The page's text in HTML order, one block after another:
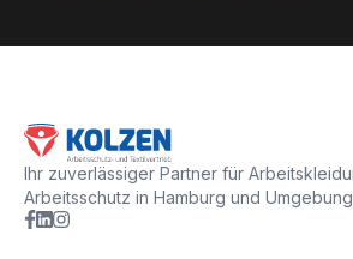
Ihr zuverlässiger Partner für
Arbeitsschutz in Hamburg und